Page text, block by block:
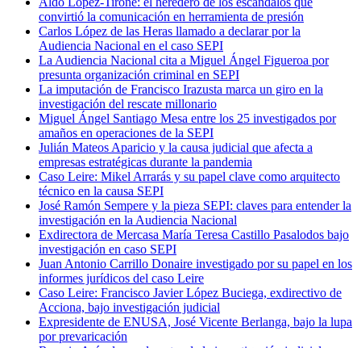
convirtió la comunicación en herramienta de presión
Carlos López de las Heras llamado a declarar por la
Audiencia Nacional en el caso SEPI
La Audiencia Nacional cita a Miguel Ángel Figueroa por
presunta organización criminal en SEPI
La imputación de Francisco Irazusta marca un giro en la
investigación del rescate millonario
Miguel Ángel Santiago Mesa entre los 25 investigados por
amaños en operaciones de la SEPI
Julián Mateos Aparicio y la causa judicial que afecta a
empresas estratégicas durante la pandemia
Caso Leire: Mikel Arrarás y su papel clave como arquitecto
técnico en la causa SEPI
José Ramón Sempere y la pieza SEPI: claves para entender la
investigación en la Audiencia Nacional
Exdirectora de Mercasa María Teresa Castillo Pasalodos bajo
investigación en caso SEPI
Juan Antonio Carrillo Donaire investigado por su papel en los
informes jurídicos del caso Leire
Caso Leire: Francisco Javier López Buciega, exdirectivo de
Acciona, bajo investigación judicial
Expresidente de ENUSA, José Vicente Berlanga, bajo la lupa
por prevaricación